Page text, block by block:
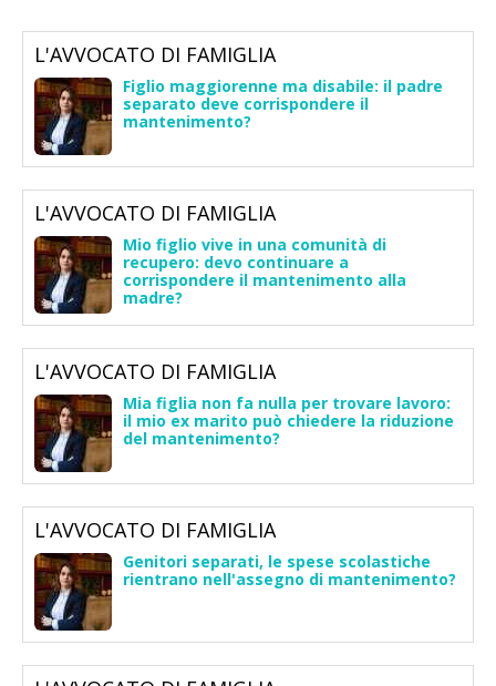
L'AVVOCATO DI FAMIGLIA
Figlio maggiorenne ma disabile: il padre
separato deve corrispondere il
mantenimento?
L'AVVOCATO DI FAMIGLIA
Mio figlio vive in una comunità di
recupero: devo continuare a
corrispondere il mantenimento alla
madre?
L'AVVOCATO DI FAMIGLIA
Mia figlia non fa nulla per trovare lavoro:
il mio ex marito può chiedere la riduzione
del mantenimento?
L'AVVOCATO DI FAMIGLIA
Genitori separati, le spese scolastiche
rientrano nell'assegno di mantenimento?